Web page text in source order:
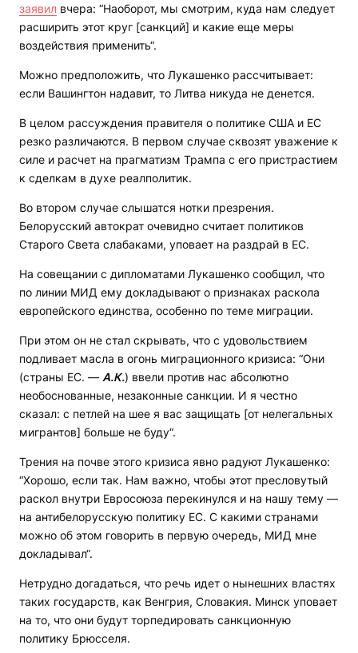
заявил вчера: “Наоборот, мы смотрим, куда нам следует
расширить этот круг [санкций] и какие еще меры
воздействия применить“.
Можно предположить, что Лукашенко рассчитывает:
если Вашингтон надавит, то Литва никуда не денется.
В целом рассуждения правителя о политике США и ЕС
резко различаются. В первом случае сквозят уважение к
силе и расчет на прагматизм Трампа с его пристрастием
к сделкам в духе реалполитик.
Во втором случае слышатся нотки презрения.
Белорусский автократ очевидно считает политиков
Старого Света слабаками, уповает на раздрай в ЕС.
На совещании с дипломатами Лукашенко сообщил, что
по линии МИД ему докладывают о признаках раскола
европейского единства, особенно по теме миграции.
При этом он не стал скрывать, что с удовольствием
подливает масла в огонь миграционного кризиса: “Они
(страны ЕС. — А.К.) ввели против нас абсолютно
необоснованные, незаконные санкции. И я честно
сказал: с петлей на шее я вас защищать [от нелегальных
мигрантов] больше не буду“.
Трения на почве этого кризиса явно радуют Лукашенко:
“Хорошо, если так. Нам важно, чтобы этот пресловутый
раскол внутри Евросоюза перекинулся и на нашу тему —
на антибелорусскую политику ЕС. С какими странами
можно об этом говорить в первую очередь, МИД мне
докладывал“.
Нетрудно догадаться, что речь идет о нынешних властях
таких государств, как Венгрия, Словакия. Минск уповает
на то, что они будут торпедировать санкционную
политику Брюсселя.